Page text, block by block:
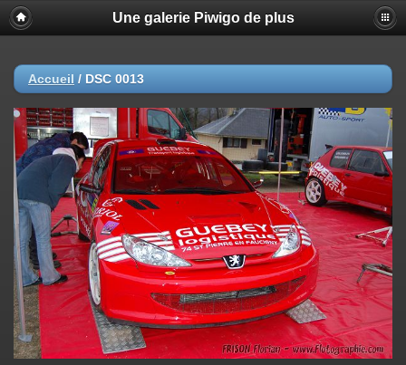
Une galerie Piwigo de plus
Accueil / DSC 0013